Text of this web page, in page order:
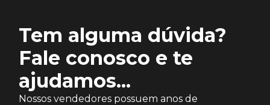
Tem alguma dúvida?
Fale conosco e te
ajudamos...
Nossos vendedores possuem anos de